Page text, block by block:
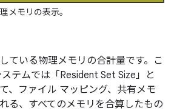
メモリの表示。
ている物理メモリの合計量です。こ
テムでは「Resident Set Size」と
、ファイル マッピング、共有メモ
る、すべてのメモリを合算したもの